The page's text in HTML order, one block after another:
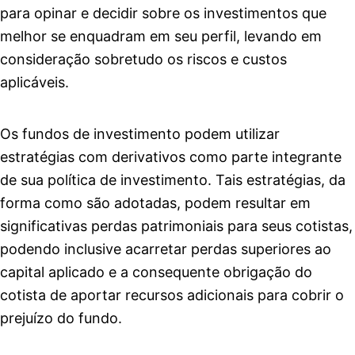
para opinar e decidir sobre os investimentos que
melhor se enquadram em seu perfil, levando em
consideração sobretudo os riscos e custos
aplicáveis.
Os fundos de investimento podem utilizar
estratégias com derivativos como parte integrante
de sua política de investimento. Tais estratégias, da
forma como são adotadas, podem resultar em
significativas perdas patrimoniais para seus cotistas,
podendo inclusive acarretar perdas superiores ao
capital aplicado e a consequente obrigação do
cotista de aportar recursos adicionais para cobrir o
prejuízo do fundo.